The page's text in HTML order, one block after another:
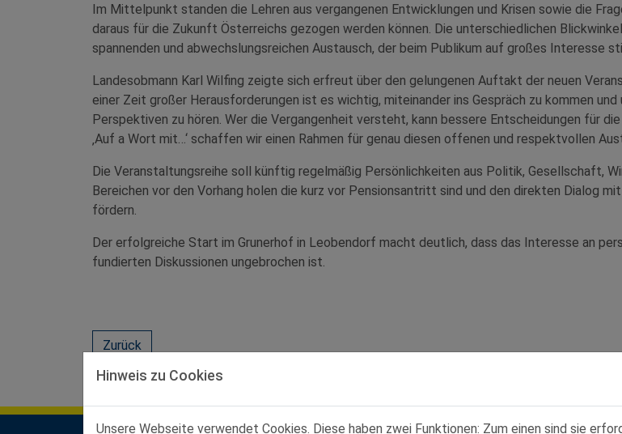
Im Mittelpunkt standen die Lehren aus vergangenen Entwicklungen und Krisen sowie die
daraus für die Zukunft Österreichs gezogen werden können. Die unterschiedlichen
spannenden und abwechslungsreichen Austausch, der beim Publikum auf großes Interesse
Landesobmann Karl Wilfing zeigte sich erfreut über den gelungenen Auftakt der neuen
einer Zeit großer Herausforderungen ist es wichtig, miteinander ins Gespräch zu kommen
Perspektiven zu hören. Wer die Vergangenheit versteht, kann bessere Entscheidungen für
‚Auf a Wort mit…‘ schaffen wir einen Rahmen für genau diesen offenen und respektvollen
Die Veranstaltungsreihe soll künftig regelmäßig Persönlichkeiten aus Politik, Gesellschaft,
Bereichen vor den Vorhang holen die kurz vor Pensionsantritt sind und den direkten Dialog
fördern.
Der erfolgreiche Start im Grunerhof in Leobendorf macht deutlich, dass das Interesse an
fundierten Diskussionen ungebrochen ist.
Zurück
Hinweis zu Cookies
Unsere Webseite verwendet Cookies. Diese haben zwei Funktionen: Zum einen sind sie